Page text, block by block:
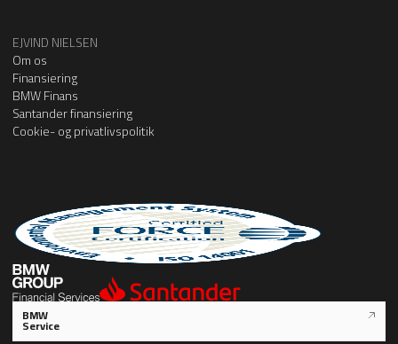
EJVIND NIELSEN
Om os
Finansiering
BMW Finans
Santander finansiering
Cookie- og privatlivspolitik
BMW
Service